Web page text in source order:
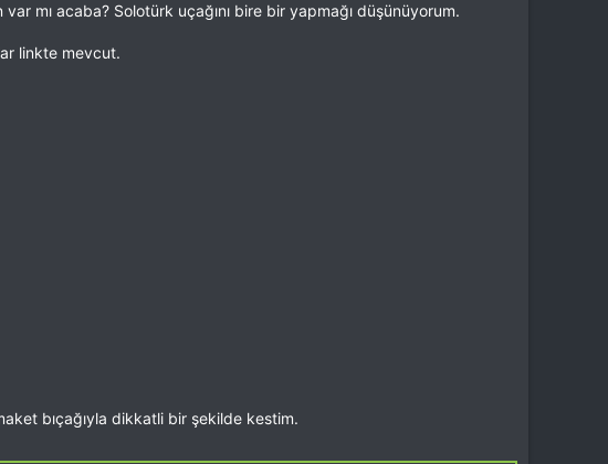
mı acaba? Solotürk uçağını bire bir yapmağı düşünüyorum.
linkte mevcut.
bıçağıyla dikkatli bir şekilde kestim.